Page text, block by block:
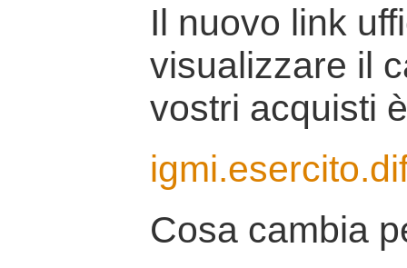
Il nuovo link
visualizzare il
vostri acquisti
Cosa cambia